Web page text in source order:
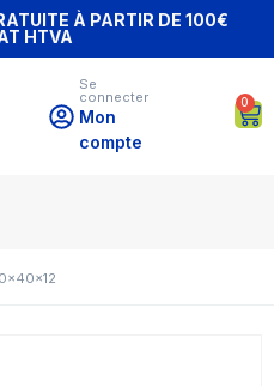
À PARTIR DE 100€
HTVA
Se
connecter
Mon
compte
0